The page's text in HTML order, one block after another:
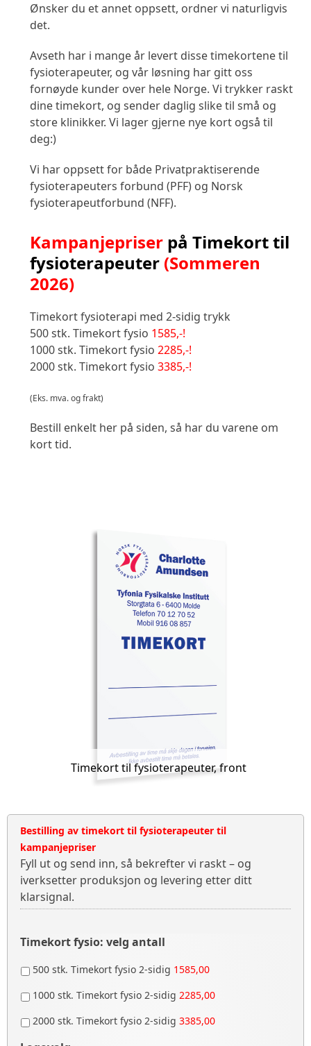
Ønsker du et annet oppsett, ordner vi naturligvis
det.
Avseth har i mange år levert disse timekortene til
fysioterapeuter, og vår løsning har gitt oss
fornøyde kunder over hele Norge. Vi trykker raskt
dine timekort, og sender daglig slike til små og
store klinikker. Vi lager gjerne nye kort også til
deg:)
Vi har oppsett for både Privatpraktiserende
fysioterapeuters forbund (PFF) og Norsk
fysioterapeutforbund (NFF).
Kampanjepriser på Timekort til
fysioterapeuter (Sommeren
2026)
Timekort fysioterapi med 2-sidig trykk
500 stk. Timekort fysio 1585,-!
1000 stk. Timekort fysio 2285,-!
2000 stk. Timekort fysio 3385,-!
(Eks. mva. og frakt)
Bestill enkelt her på siden, så har du varene om
kort tid.
Timekort til fysioterapeuter, front
Bestilling av timekort til fysioterapeuter til
kampanjepriser
Fyll ut og send inn, så bekrefter vi raskt – og
iverksetter produksjon og levering etter ditt
klarsignal.
Timekort fysio: velg antall
500 stk. Timekort fysio 2-sidig 1585,00
1000 stk. Timekort fysio 2-sidig 2285,00
2000 stk. Timekort fysio 2-sidig 3385,00